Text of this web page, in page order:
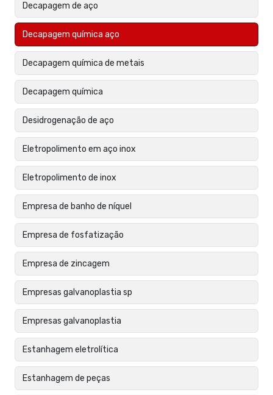
Decapagem de aço
Decapagem química aço
Decapagem química de metais
Decapagem química
Desidrogenação de aço
Eletropolimento em aço inox
Eletropolimento de inox
Empresa de banho de níquel
Empresa de fosfatização
Empresa de zincagem
Empresas galvanoplastia sp
Empresas galvanoplastia
Estanhagem eletrolítica
Estanhagem de peças